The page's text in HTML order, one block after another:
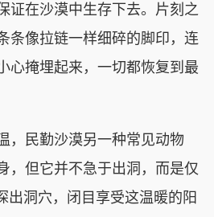
证在沙漠中生存下去。片刻之
条像拉链一样细碎的脚印，连
心掩埋起来，一切都恢复到最
民勤沙漠另一种常见动物
但它并不急于出洞，而是仅
出洞穴，闭目享受这温暖的阳